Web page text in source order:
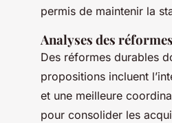
permis de maintenir la
Analyses des
Des réformes durables
propositions incluent
et une meilleure
pour consolider les